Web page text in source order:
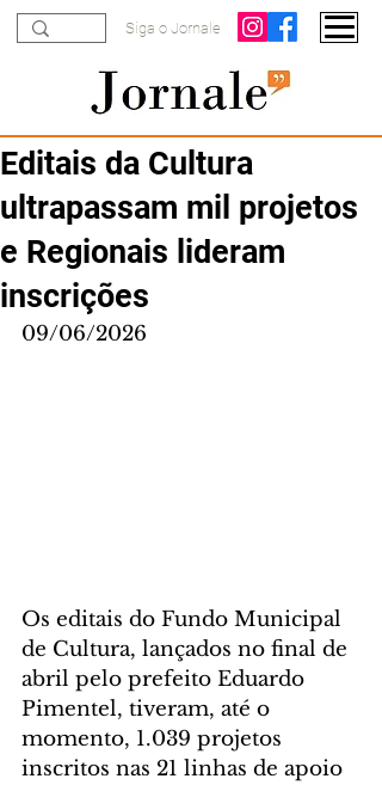
Siga o Jornale
Editais da Cultura
ultrapassam mil projetos
e Regionais lideram
inscrições
09/06/2026
Os editais do Fundo Municipal
de Cultura, lançados no final de
abril pelo prefeito Eduardo
Pimentel, tiveram, até o
momento, 1.039 projetos
inscritos nas 21 linhas de apoio